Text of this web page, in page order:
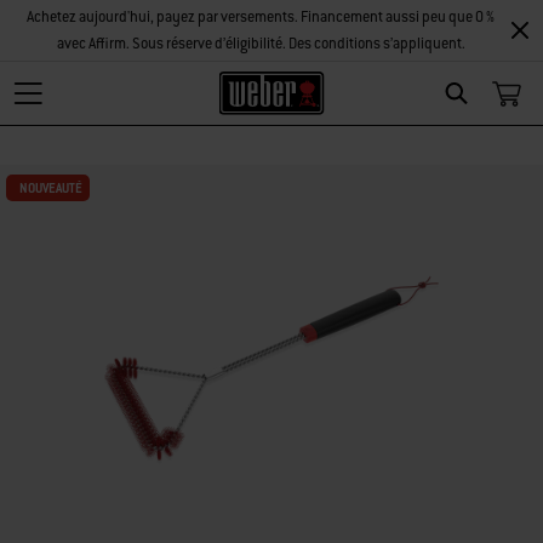
Search
Achetez aujourd'hui, payez par versements. Financement aussi peu que 0 %
avec Affirm. Sous réserve d’éligibilité. Des conditions s’appliquent.
NOUVEAUTÉ
NOUVEAUTÉ